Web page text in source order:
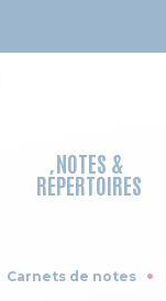
NOTES &
RÉPERTOIRES
Carnets de notes